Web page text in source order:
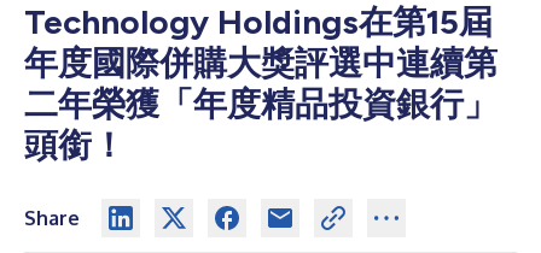
Technology Holdings在第15屆
年度國際併購大獎評選中連續第
二年榮獲「年度精品投資銀行」
頭銜！
Share